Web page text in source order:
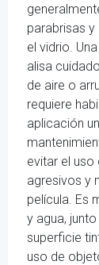
parabrisas
el vidrio.
alisa
de aire o
requiere
aplicación
evitar el
agresivos y
película. Es
y agua,
superficie
uso de